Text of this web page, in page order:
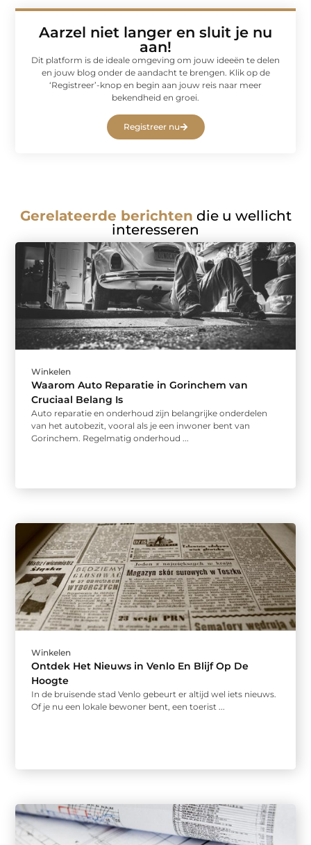
Aarzel niet langer en sluit je nu
aan!
Dit platform is de ideale omgeving om jouw ideeën te delen
en jouw blog onder de aandacht te brengen. Klik op de
‘Registreer’-knop en begin aan jouw reis naar meer
bekendheid en groei.
Registreer nu
Gerelateerde berichten die u wellicht
interesseren
Winkelen
Waarom Auto Reparatie in Gorinchem van
Cruciaal Belang Is
Auto reparatie en onderhoud zijn belangrijke onderdelen
van het autobezit, vooral als je een inwoner bent van
Gorinchem. Regelmatig onderhoud ...
Winkelen
Ontdek Het Nieuws in Venlo En Blijf Op De
Hoogte
In de bruisende stad Venlo gebeurt er altijd wel iets nieuws.
Of je nu een lokale bewoner bent, een toerist ...